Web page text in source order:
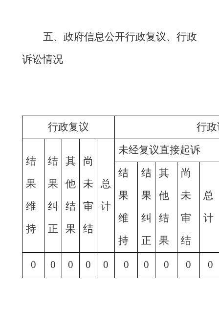
五、政府信息公开行政复议、行政
诉讼情况
行政复议 行
结
果
维
持
结
果
纠
正
其
他
结
果
尚
未
审
结
总
计
未经复议直接起诉
结
果
维
持
结
果
纠
正
其
他
结
果
尚
未
审
结
总
计
0 0 0 0 0 0 0 0 0 0